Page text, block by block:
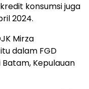
konsumsi juga
2024.
Mirza
dalam FGD
Kepulauan